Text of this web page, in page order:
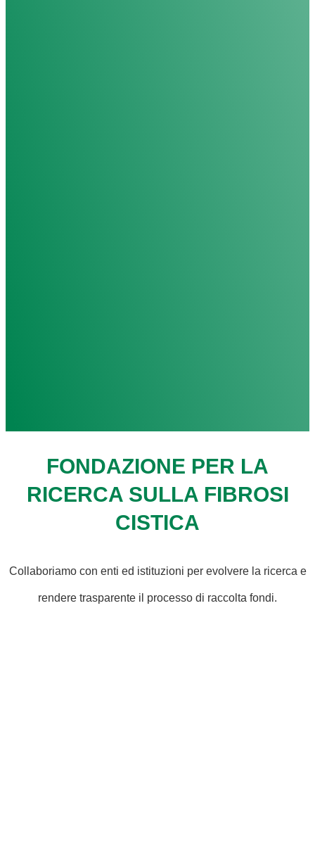
FONDAZIONE PER LA
RICERCA SULLA FIBROSI
CISTICA
Collaboriamo con enti ed istituzioni per evolvere la ricerca e
rendere trasparente il processo di raccolta fondi.